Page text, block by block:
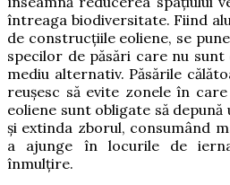
întreaga biodiversitate. Fiind
de construcțiile eoliene, se
specilor de păsări care nu sunt
mediu alternativ. Păsările
reușesc să evite zonele în
eoliene sunt obligate să
și extinda zborul, consumând
a ajunge în locurile de
înmulțire.